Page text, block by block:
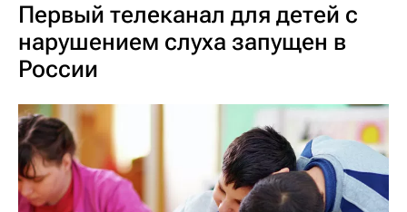
Первый телеканал для детей с
нарушением слуха запущен в
России